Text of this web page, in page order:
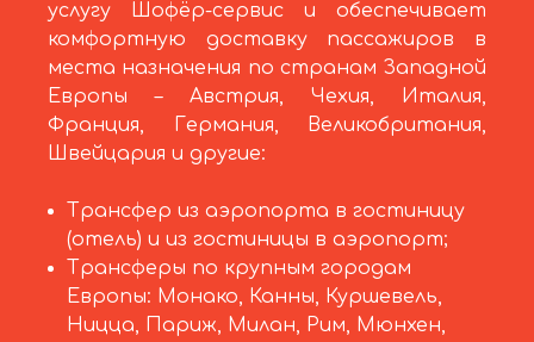
услугу Шофёр-сервис и обеспечивает
комфортную доставку пассажиров в
места назначения по странам Западной
Европы – Австрия, Чехия, Италия,
Франция, Германия, Великобритания,
Швейцария и другие:
Трансфер из аэропорта в гостиницу
(отель) и из гостиницы в аэропорт;
Трансферы по крупным городам
Европы: Монако, Канны, Куршевель,
Ницца, Париж, Милан, Рим, Мюнхен,